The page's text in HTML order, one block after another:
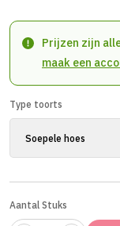
Prijzen zijn
maak een
Type toorts
Aantal Stuks